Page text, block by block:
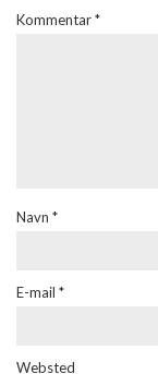
Kommentar*
Navn *
E-mail *
Websted